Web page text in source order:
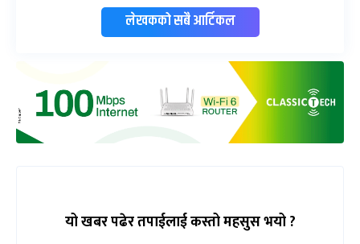
लेखकको सबै आर्टिकल
यो खबर पढेर तपाईलाई कस्तो महसुस भयो ?